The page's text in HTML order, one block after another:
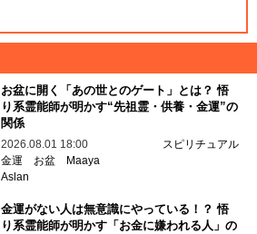
お盆に開く「あの世とのゲート」とは？ 悟
り系霊能師が明かす“先祖霊・供養・金運”の
関係
2026.08.01 18:00
スピリチュアル
金運
お盆
Maaya
Aslan
金運がない人は無意識にやっている！？ 悟
り系霊能師が明かす「お金に嫌われる人」の